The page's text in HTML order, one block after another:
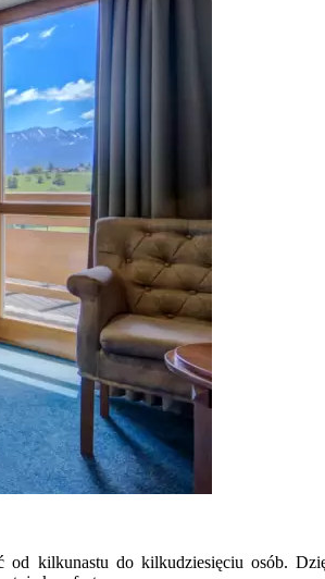
kilkunastu do kilkudziesięciu osób.